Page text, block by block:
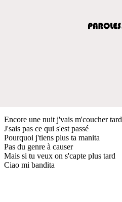
Encore une nuit j'vais m'coucher tard
J'sais pas ce qui s'est passé
Pourquoi j'tiens plus ta manita
Pas du genre à causer
Mais si tu veux on s'capte plus tard
Ciao mi bandita